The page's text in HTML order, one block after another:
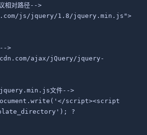
相对路径-->
js/jquery/1.8/jquery.min.js">
-->
ajax/jQuery/jquery-
的jquery.min.js文件-->
script><script
?